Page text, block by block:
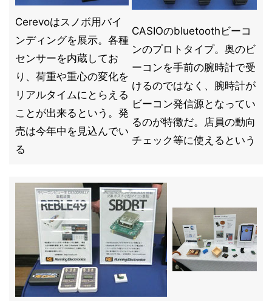
Cerevoはスノボ用バイ
ンディングを展示。各種
センサーを内蔵してお
り、荷重や重心の変化を
リアルタイムにとらえる
ことが出来るという。発
売は今年中を見込んでい
る
CASIOのbluetoothビーコ
ンのプロトタイプ。奥のビ
ーコンを手前の腕時計で受
けるのではなく、腕時計が
ビーコン発信源となってい
るのが特徴だ。店員の動向
チェック等に使えるという